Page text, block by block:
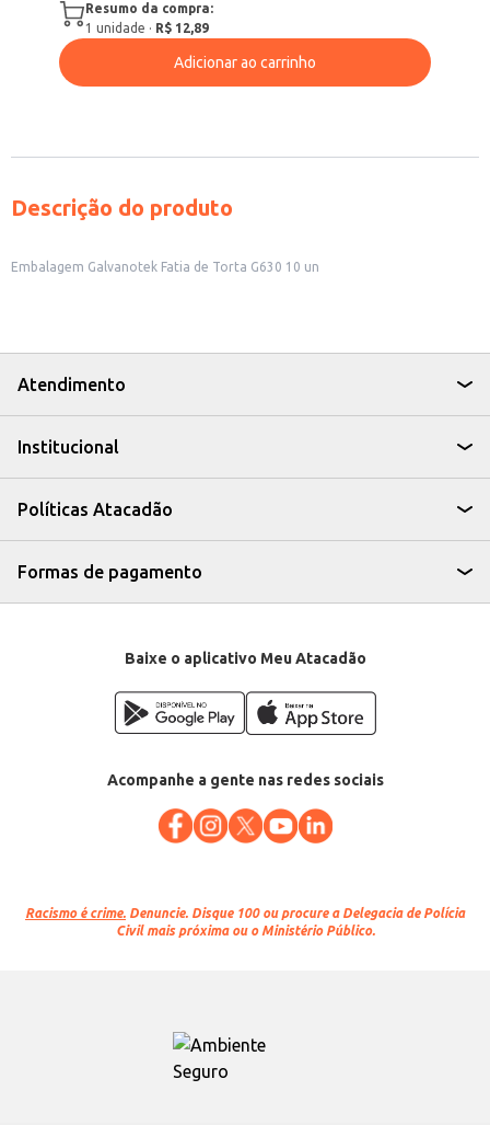
Resumo da compra:
1 unidade · R$ 12,89
Adicionar ao carrinho
Descrição do produto
Embalagem Galvanotek Fatia de Torta G630 10 un
Atendimento
Institucional
Políticas Atacadão
Formas de pagamento
Baixe o aplicativo Meu Atacadão
Acompanhe a gente nas redes sociais
Racismo é crime. Denuncie. Disque 100 ou procure a Delegacia de Polícia
Civil mais próxima ou o Ministério Público.